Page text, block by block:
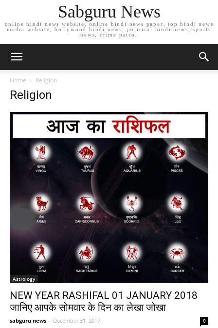
Sabguru News
online hindi news website, online hindi news paper, top hindi news
media website, bollywood hindi news, political hindi news, sports
news, crime patrol
Home Religion
Religion
Astrology
NEW YEAR RASHIFAL 01 JANUARY 2018
जानिए आपके सोमवार के दिन का लेखा जोखा
sabguru news - December 31, 2017 0